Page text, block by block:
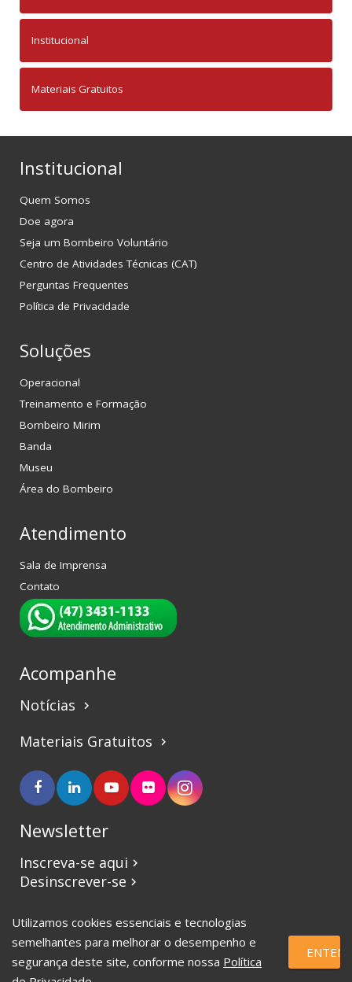
Institucional
Materiais Gratuitos
Institucional
Quem Somos
Doe agora
Seja um Bombeiro Voluntário
Centro de Atividades Técnicas (CAT)
Perguntas Frequentes
Política de Privacidade
Soluções
Operacional
Treinamento e Formação
Bombeiro Mirim
Banda
Museu
Área do Bombeiro
Atendimento
Sala de Imprensa
Contato
Acompanhe
Notícias keyboard_arrow_right
Materiais Gratuitos keyboard_arrow_right
Newsletter
Inscreva-se aqui keyboard_arrow_right
Desinscrever-se keyboard_arrow_right
©2017 CBVJ. Todos os direitos reservados.
Utilizamos cookies essenciais e tecnologias
semelhantes para melhorar o desempenho e
segurança deste site, conforme nossa Política